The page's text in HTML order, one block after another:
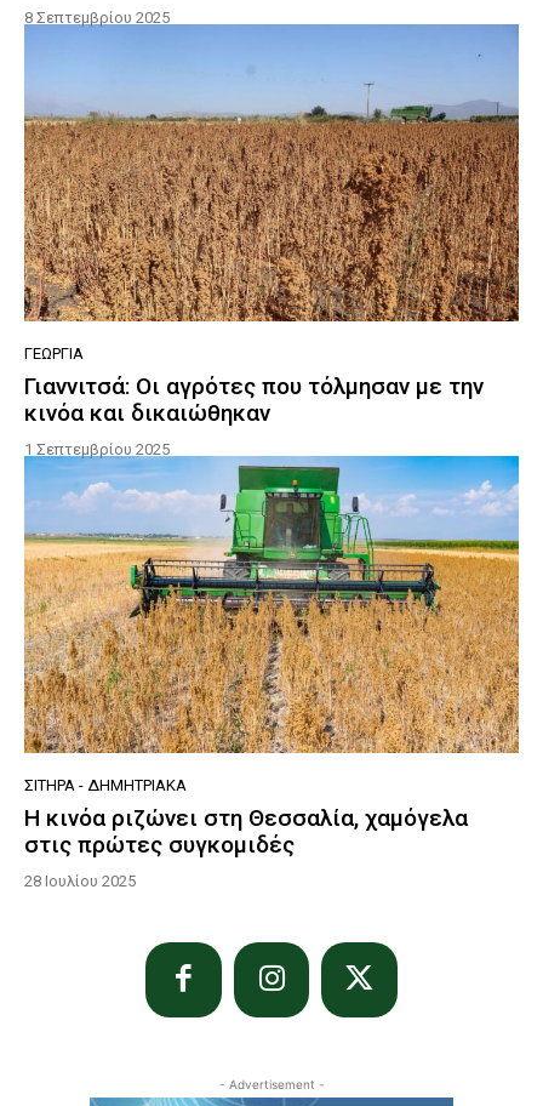
8 Σεπτεμβρίου 2025
ΓΕΩΡΓΊΑ
Γιαννιτσά: Οι αγρότες που τόλμησαν με την
κινόα και δικαιώθηκαν
1 Σεπτεμβρίου 2025
ΣΙΤΗΡΆ - ΔΗΜΗΤΡΙΑΚΆ
Η κινόα ριζώνει στη Θεσσαλία, χαμόγελα
στις πρώτες συγκομιδές
28 Ιουλίου 2025
- Advertisement -